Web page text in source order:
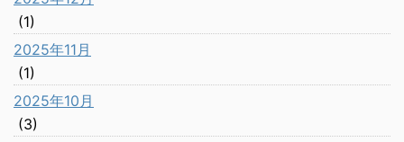
(1)
2025年11月
(1)
2025年10月
(3)